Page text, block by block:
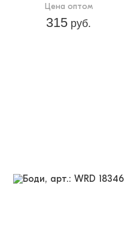
Цена оптом
315 руб.